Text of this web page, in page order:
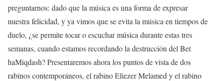
preguntarnos: dado que la música es una forma de expresar
nuestra felicidad, y ya vimos que se evita la música en tiempos de
duelo, ¿se permite tocar o escuchar música durante estas tres
semanas, cuando estamos recordando la destrucción del Bet
haMiqdash? Presentaremos ahora los puntos de vista de dos
rabinos contemporáneos, el rabino Eliezer Melamed y el rabino